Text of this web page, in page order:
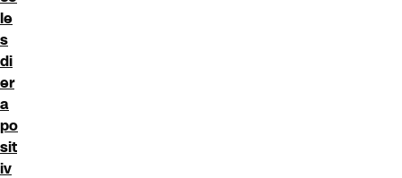
le
s
di
er
a
po
sit
iv